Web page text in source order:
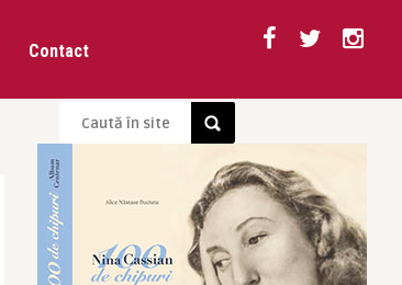
Contact